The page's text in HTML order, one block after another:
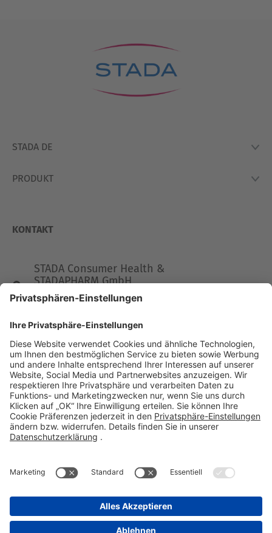
STADA DE
Lexikon
PRODUKT
KONTAKT
STADA Consumer Health &
STADAPHARM GmbH
Stadastraße 2-18
61118 Bad Vilbel
Telefon 06101 603-0
Fax 06101 603-259
info@stada.de
Kontakt
Compliance Reporting Portal ⧉
FOLGEN SIE UNS